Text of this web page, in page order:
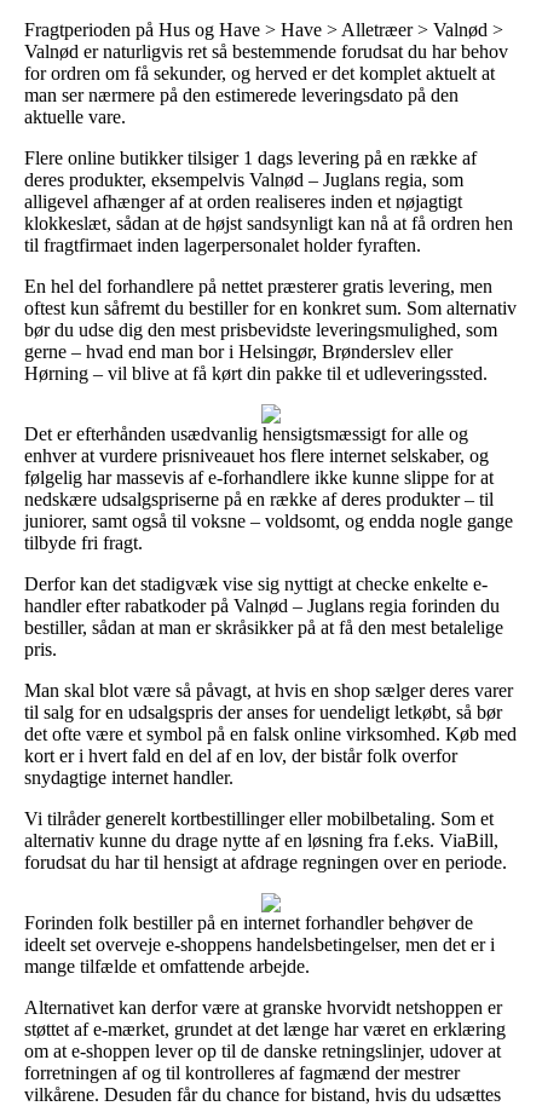
Fragtperioden på Hus og Have > Have > Alletræer > Valnød >
Valnød er naturligvis ret så bestemmende forudsat du har behov
for ordren om få sekunder, og herved er det komplet aktuelt at
man ser nærmere på den estimerede leveringsdato på den
aktuelle vare.
Flere online butikker tilsiger 1 dags levering på en række af
deres produkter, eksempelvis Valnød – Juglans regia, som
alligevel afhænger af at orden realiseres inden et nøjagtigt
klokkeslæt, sådan at de højst sandsynligt kan nå at få ordren hen
til fragtfirmaet inden lagerpersonalet holder fyraften.
En hel del forhandlere på nettet præsterer gratis levering, men
oftest kun såfremt du bestiller for en konkret sum. Som alternativ
bør du udse dig den mest prisbevidste leveringsmulighed, som
gerne – hvad end man bor i Helsingør, Brønderslev eller
Hørning – vil blive at få kørt din pakke til et udleveringssted.
Det er efterhånden usædvanlig hensigtsmæssigt for alle og
enhver at vurdere prisniveauet hos flere internet selskaber, og
følgelig har massevis af e-forhandlere ikke kunne slippe for at
nedskære udsalgspriserne på en række af deres produkter – til
juniorer, samt også til voksne – voldsomt, og endda nogle gange
tilbyde fri fragt.
Derfor kan det stadigvæk vise sig nyttigt at checke enkelte e-
handler efter rabatkoder på Valnød – Juglans regia forinden du
bestiller, sådan at man er skråsikker på at få den mest betalelige
pris.
Man skal blot være så påvagt, at hvis en shop sælger deres varer
til salg for en udsalgspris der anses for uendeligt letkøbt, så bør
det ofte være et symbol på en falsk online virksomhed. Køb med
kort er i hvert fald en del af en lov, der bistår folk overfor
snydagtige internet handler.
Vi tilråder generelt kortbestillinger eller mobilbetaling. Som et
alternativ kunne du drage nytte af en løsning fra f.eks. ViaBill,
forudsat du har til hensigt at afdrage regningen over en periode.
Forinden folk bestiller på en internet forhandler behøver de
ideelt set overveje e-shoppens handelsbetingelser, men det er i
mange tilfælde et omfattende arbejde.
Alternativet kan derfor være at granske hvorvidt netshoppen er
støttet af e-mærket, grundet at det længe har været en erklæring
om at e-shoppen lever op til de danske retningslinjer, udover at
forretningen af og til kontrolleres af fagmænd der mestrer
vilkårene. Desuden får du chance for bistand, hvis du udsættes